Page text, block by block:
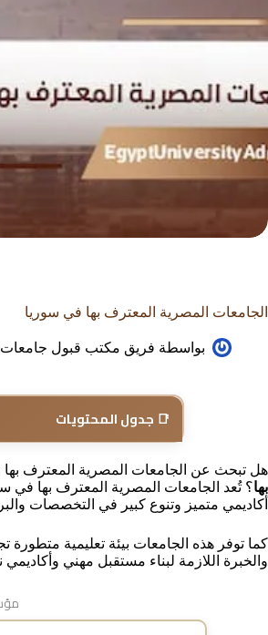
الجامعات المصرية المعترف بها في سوريا
بواسطة فريق مكتب قبول
📑 جدول المحتويات
هل تبحث عن الجامعات المصرية المعترف بها
بها؟ تُعد الجامعات المصرية المعترف بها في
أكاديمي متميز وتنوع كبير في التخصصات
كما توفر هذه الجامعات بيئة تعليمية متطورة
والخبرة اللازمة لبناء مستقبل مهني